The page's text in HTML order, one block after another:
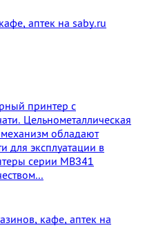
принтер с
Цельнометаллическая
обладают
для эксплуатации в
серии MB341